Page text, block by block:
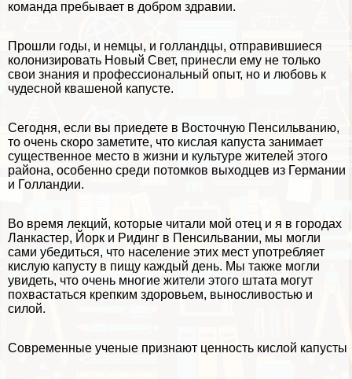
комaнда пребывает в добром здравии.
Прошли годы, и немцы, и голландцы, отправившиеся
колонизировать Новый Свет, принесли ему не только
свои знания и профессиональный опыт, но и любовь к
чудесной квашеной капусте.
Сегодня, если вы приедете в Восточную Пенсильванию,
то очень скоро заметите, что кислая капуста занимает
существенное место в жизни и культуре жителей этого
района, особенно среди потомков выходцев из Германии
и Голландии.
Во время лекций, которые читали мой отец и я в городах
Ланкастер, Йорк и Ридинг в Пенсильвании, мы могли
сами убедиться, что население этих мест употрeбляет
кислую капусту в пищу каждый день. Мы также могли
увидеть, что очень многие жители этого штата могут
похвастаться крепким здоровьем, выносливостью и
силой.
Современные ученые признают ценность кислой капусты